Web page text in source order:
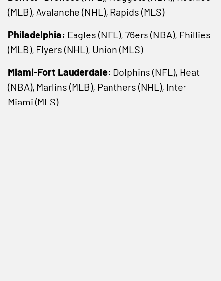
(MLB), Avalanche (NHL), Rapids (MLS)
Philadelphia: Eagles (NFL), 76ers (NBA), Phillies
(MLB), Flyers (NHL), Union (MLS)
Miami-Fort Lauderdale: Dolphins (NFL), Heat
(NBA), Marlins (MLB), Panthers (NHL), Inter
Miami (MLS)